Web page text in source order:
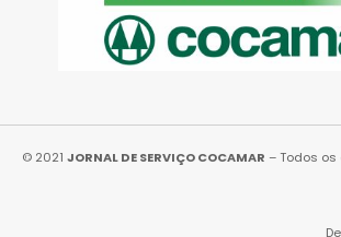
© 2021 JORNAL DE SERVIÇO COCAMAR – Todos